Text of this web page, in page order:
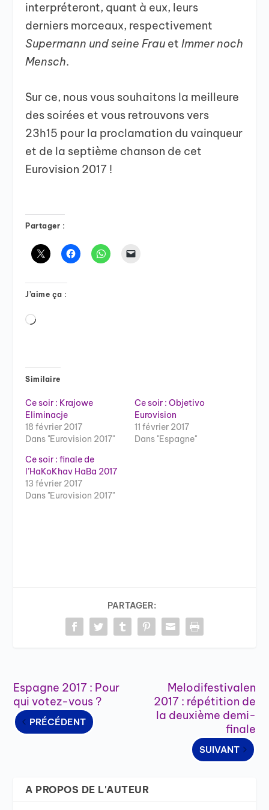
interpréteront, quant à eux, leurs
derniers morceaux, respectivement
Supermann und seine Frau etImmer noch
Mensch.
Sur ce, nous vous souhaitons la meilleure
des soirées et vous retrouvons vers
23h15 pour la proclamation du vainqueur
et de la septième chanson de cet
Eurovision 2017 !
Partager :
J’aime ça :
Chargement…
Similaire
Ce soir : Krajowe
Eliminacje
18 février 2017
Dans "Eurovision 2017"
Ce soir : Objetivo
Eurovision
11 février 2017
Dans "Espagne"
Ce soir : finale de
l’HaKoKhav HaBa 2017
13 février 2017
Dans "Eurovision 2017"
PARTAGER:
Espagne 2017 : Pour
qui votez-vous ?
PRÉCÉDENT
Melodifestivalen
2017 : répétition de
la deuxième demi-
finale
SUIVANT
A PROPOS DE L'AUTEUR